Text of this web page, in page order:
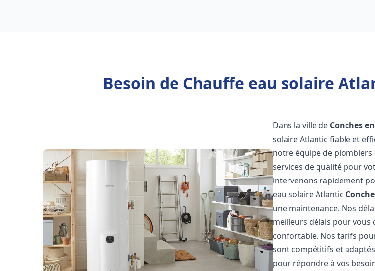
Besoin de Chauffe eau solaire
Dans la ville de Conches
solaire Atlantic fiable et
notre équipe de
services de qualité pour
intervenons rapidement
eau solaire Atlantic
une maintenance. Nos
meilleurs délais pour
confortable. Nos tarifs
sont compétitifs et
pour répondre à vos